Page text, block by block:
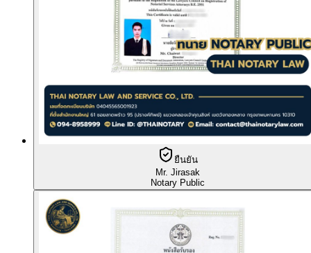
ยืนยัน
Mr. Jirasak
Notary Public